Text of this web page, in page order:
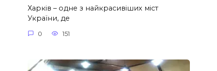
Харків – одне з найкрасивіших міст
України, де
0 151